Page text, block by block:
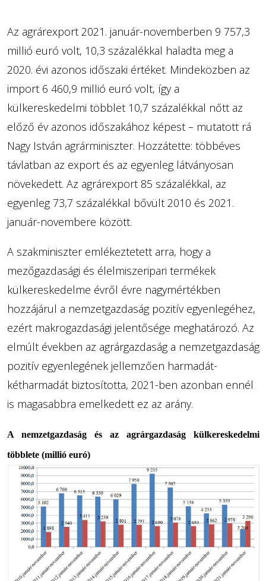
Az agrárexport 2021. január-novemberben 9 757,3
millió euró volt, 10,3 százalékkal haladta meg a
2020. évi azonos időszaki értéket. Mindeközben az
import 6 460,9 millió euró volt, így a
külkereskedelmi többlet 10,7 százalékkal nőtt az
előző év azonos időszakához képest – mutatott rá
Nagy István agrárminiszter. Hozzátette: többéves
távlatban az export és az egyenleg látványosan
növekedett. Az agrárexport 85 százalékkal, az
egyenleg 73,7 százalékkal bővült 2010 és 2021.
január-novembere között.
A szakminiszter emlékeztetett arra, hogy a
mezőgazdasági és élelmiszeripari termékek
külkereskedelme évről évre nagymértékben
hozzájárul a nemzetgazdaság pozitív egyenlegéhez,
ezért makrogazdasági jelentősége meghatározó. Az
elmúlt években az agrárgazdaság a nemzetgazdaság
pozitív egyenlegének jellemzően harmadát-
kétharmadát biztosította, 2021-ben azonban ennél
is magasabbra emelkedett ez az arány.
A nemzetgazdaság és az agrárgazdaság külkereskedelmi
többlete (millió euró)